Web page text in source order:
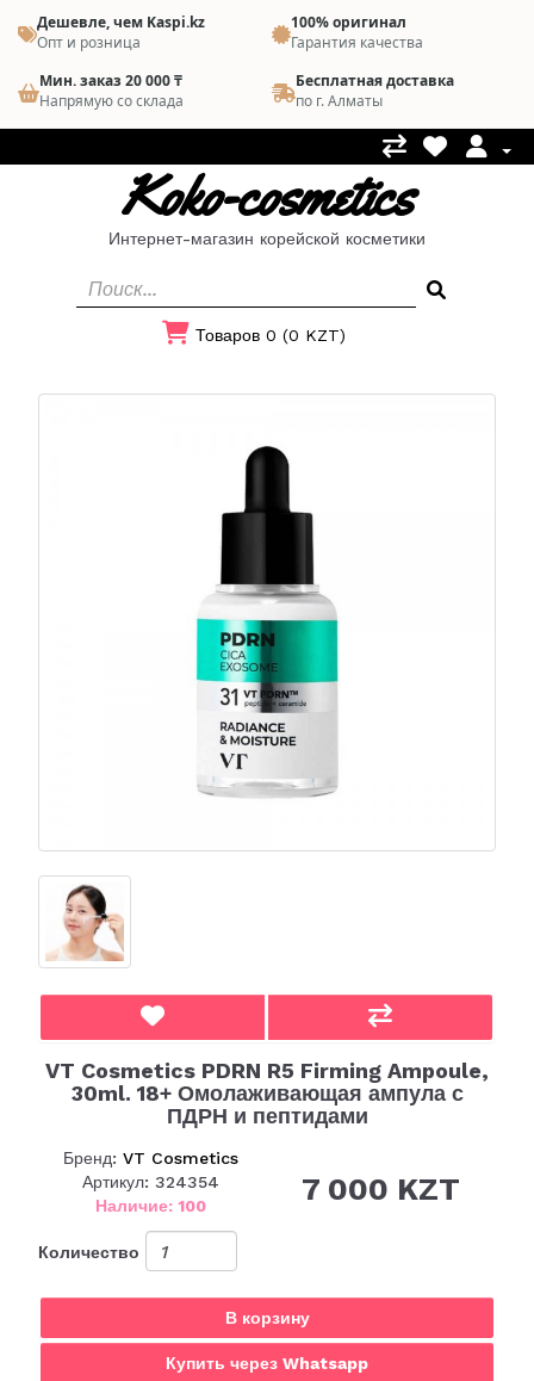
Дешевле, чем Kaspi.kz
Опт и розница
100% оригинал
Гарантия качества
Мин. заказ 20 000 ₸
Напрямую со склада
Бесплатная доставка
по г. Алматы
Koko-cosmetics
Интернет-магазин корейской косметики
Товаров 0 (0 KZT)
VT Cosmetics PDRN R5 Firming Ampoule,
30ml. 18+ Омолаживающая ампула с
ПДРН и пептидами
Бренд: VT Cosmetics
Артикул: 324354
Наличие: 100
7 000 KZT
Количество
В корзину
Купить через Whatsapp